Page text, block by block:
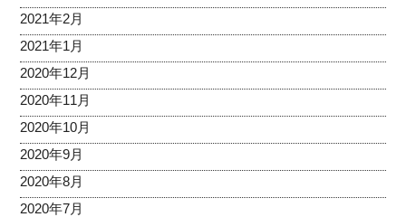
2021年2月
2021年1月
2020年12月
2020年11月
2020年10月
2020年9月
2020年8月
2020年7月